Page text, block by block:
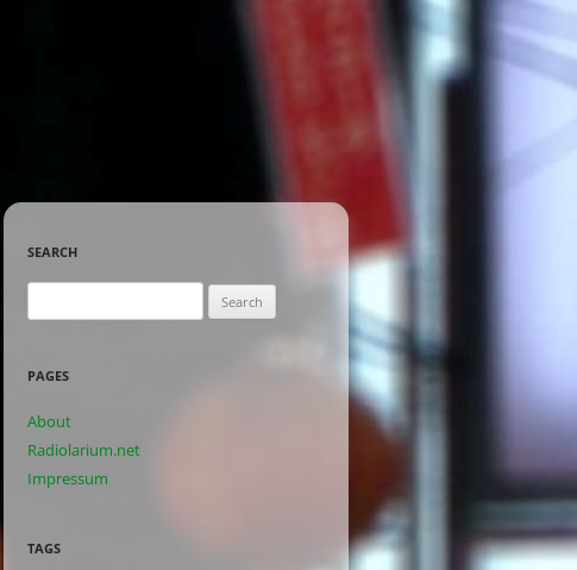
SEARCH
for:
PAGES
About
Radiolarium.net
Impressum
TAGS